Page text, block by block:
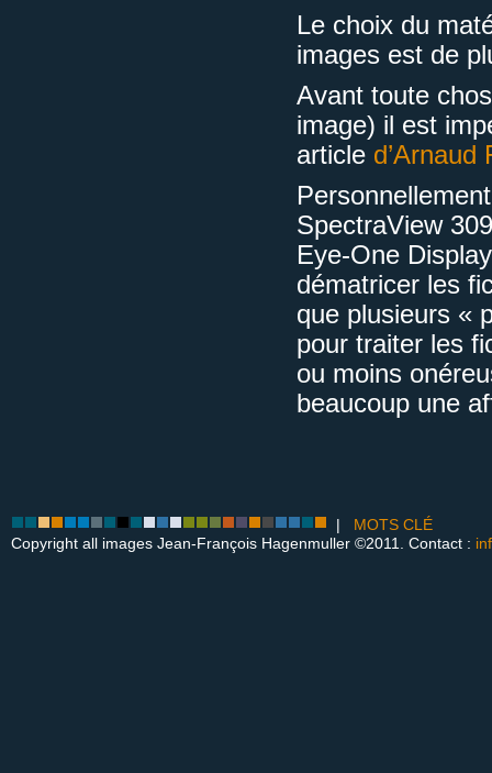
Le choix du
images est de
Avant toute
image) il est
article d’Arnaud
SpectraView
Eye-One
dématricer les
que plusieurs «
pour traiter les
ou moins
beaucoup une
| MOTS CLÉ
Copyright all images Jean-François Hagenmuller ©2011. Contact :